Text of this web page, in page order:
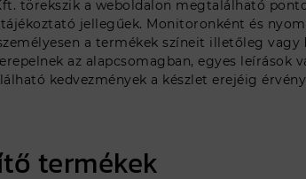
törekszik a weboldalon megtalálható
jellegűek. Monitoronként és
a termékek színeit illetőleg vagy
az alapcsomagban, egyes
kedvezmények a készlet erejéig
termékek